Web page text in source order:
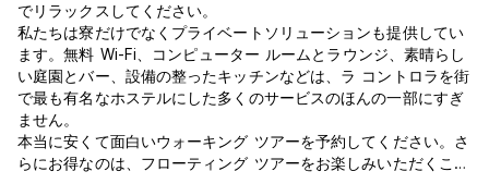
でリラックスしてください。
私たちは寮だけでなくプライベートソリューションも提供してい
ます。無料 Wi-Fi、コンピューター ルームとラウンジ、素晴らし
い庭園とバー、設備の整ったキッチンなどは、ラ コントロラを街
で最も有名なホステルにした多くのサービスのほんの一部にすぎ
ません。
本当に安くて面白いウォーキング ツアーを予約してください。さ
らにお得なのは、フローティング ツアーをお楽しみいただくこと